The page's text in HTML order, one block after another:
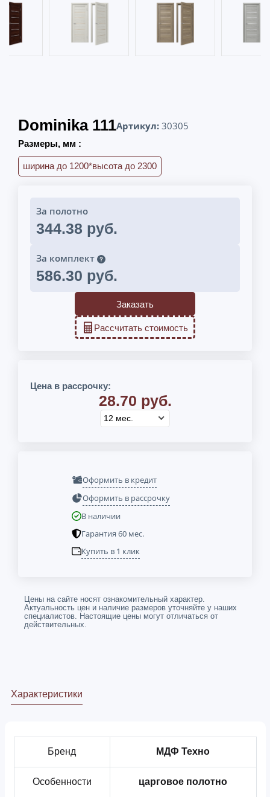
Dominika 111Артикул: 30305
Размеры, мм :
ширина до 1200*высота до 2300
За полотно
344.38 руб.
За комплект
586.30 руб.
Заказать
Рассчитать стоимость
Цена в рассрочку:
28.70 руб.
Оформить в кредит
Оформить в рассрочку
В наличии
Гарантия 60 мес.
Купить в 1 клик
Цены на сайте носят ознакомительный характер.
Актуальность цен и наличие размеров уточняйте у наших
специалистов. Настоящие цены могут отличаться от
действительных.
Характеристики
Бренд МДФ Техно
Особенности царговое полотно